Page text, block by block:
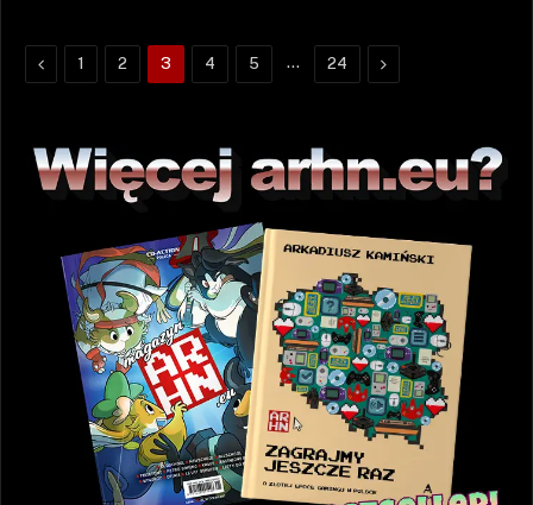
Poprzednie
1 2 3 4 5 … 24 Następne